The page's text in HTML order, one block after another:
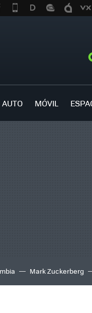
AUTO MÓVIL
Mark Zuckerberg
TCL C8K